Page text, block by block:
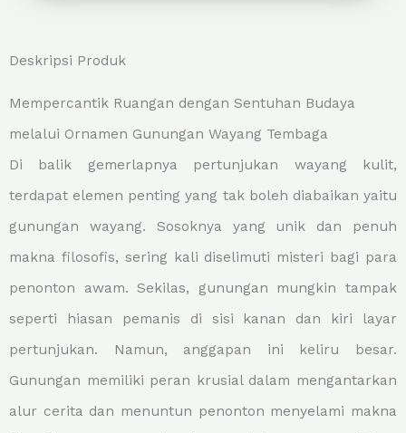
Deskripsi Produk
Mempercantik Ruangan dengan Sentuhan Budaya
melalui Ornamen Gunungan Wayang Tembaga
Di balik gemerlapnya pertunjukan wayang kulit,
terdapat elemen penting yang tak boleh diabaikan yaitu
gunungan wayang. Sosoknya yang unik dan penuh
makna filosofis, sering kali diselimuti misteri bagi para
penonton awam. Sekilas, gunungan mungkin tampak
seperti hiasan pemanis di sisi kanan dan kiri layar
pertunjukan. Namun, anggapan ini keliru besar.
Gunungan memiliki peran krusial dalam mengantarkan
alur cerita dan menuntun penonton menyelami makna